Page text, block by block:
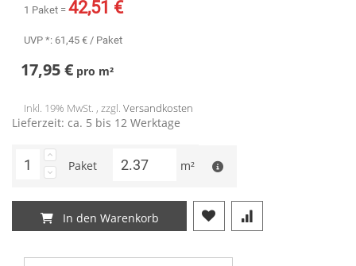
1 Paket = 42,51 €
UVP *: 61,45 € / Paket
17,95 € pro m²
Inkl. 19% MwSt. , zzgl. Versandkosten
Lieferzeit: ca. 5 bis 12 Werktage
Paket m²
In den Warenkorb